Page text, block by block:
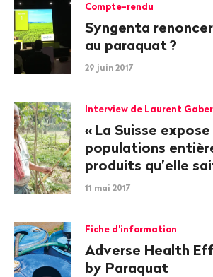
Compte-rendu
Syngenta
au paraquat?
29 juin 2017
Interview de Laurent
«La Suisse
populations
produits qu’elle
11 mai 2017
Fiche d’information
Adverse Health
by Paraquat